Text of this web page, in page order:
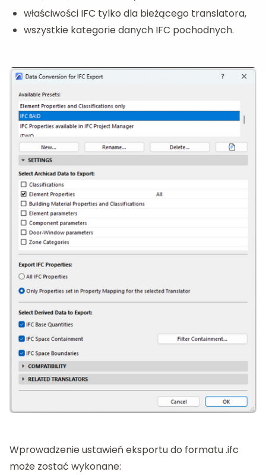
właściwości IFC tylko dla bieżącego translatora,
wszystkie kategorie danych IFC pochodnych.
Wprowadzenie ustawień eksportu do formatu .ifc
może zostać wykonane: